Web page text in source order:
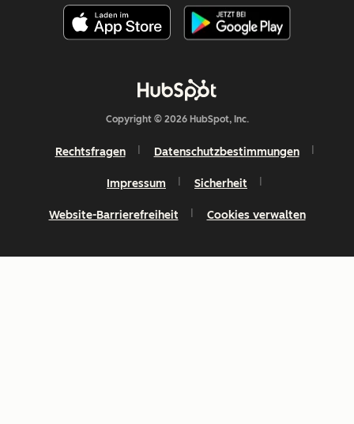
Copyright © 2026 HubSpot, Inc.
Rechtsfragen Datenschutzbestimmungen
Impressum Sicherheit
Website-Barrierefreiheit Cookies verwalten